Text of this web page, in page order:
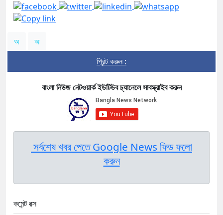
অ
অ
প্রিন্ট করুন :
বাংলা নিউজ নেটওয়ার্ক ইউটিউব চ্যানেলে সাবস্ক্রাইব করুন
সর্বশেষ খবর পেতে Google News ফিড ফলো
করুন
কমেন্ট বক্স